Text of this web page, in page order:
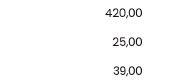
420,00
25,00
39,00